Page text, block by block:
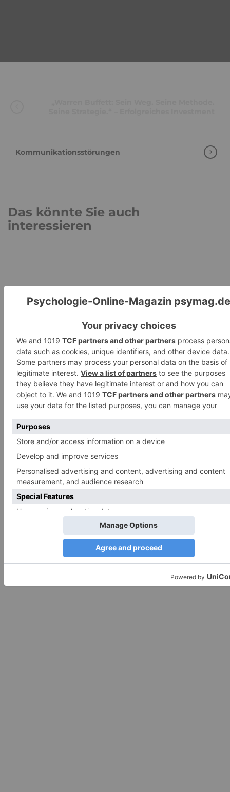
Kommunikationsstörungen
Das könnte Sie auch
interessieren